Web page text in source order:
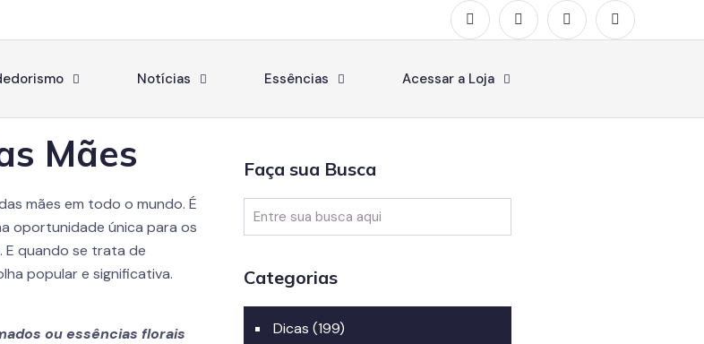
Notícias Essências Acessar a Loja
Mães
mães em todo o mundo. É
oportunidade única para os
E quando se trata de
popular e significativa.
ou essências florais
Faça sua Busca
Categorias
Dicas (199)